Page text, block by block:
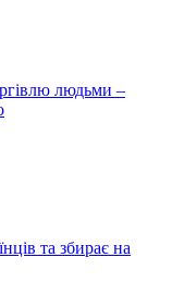
людьми –
та збирає на